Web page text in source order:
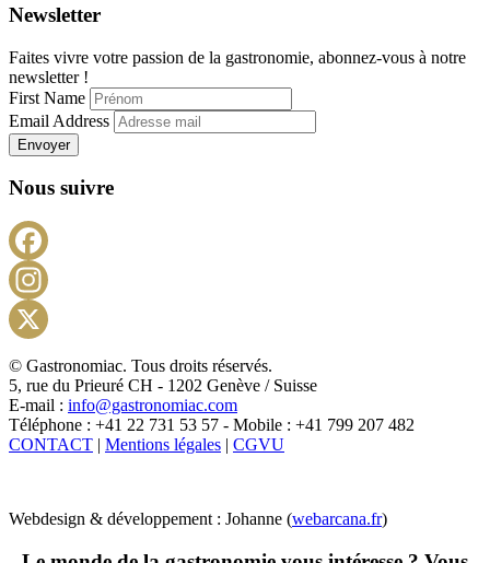
Newsletter
Faites vivre votre passion de la gastronomie, abonnez-vous à notre
newsletter !
First Name
Email Address
Envoyer
Nous suivre
X
© Gastronomiac. Tous droits réservés.
5, rue du Prieuré CH - 1202 Genève / Suisse
E-mail : info@gastronomiac.com
Téléphone : +41 22 731 53 57 - Mobile : +41 799 207 482
CONTACT | Mentions légales | CGVU
Webdesign & développement : Johanne (webarcana.fr)